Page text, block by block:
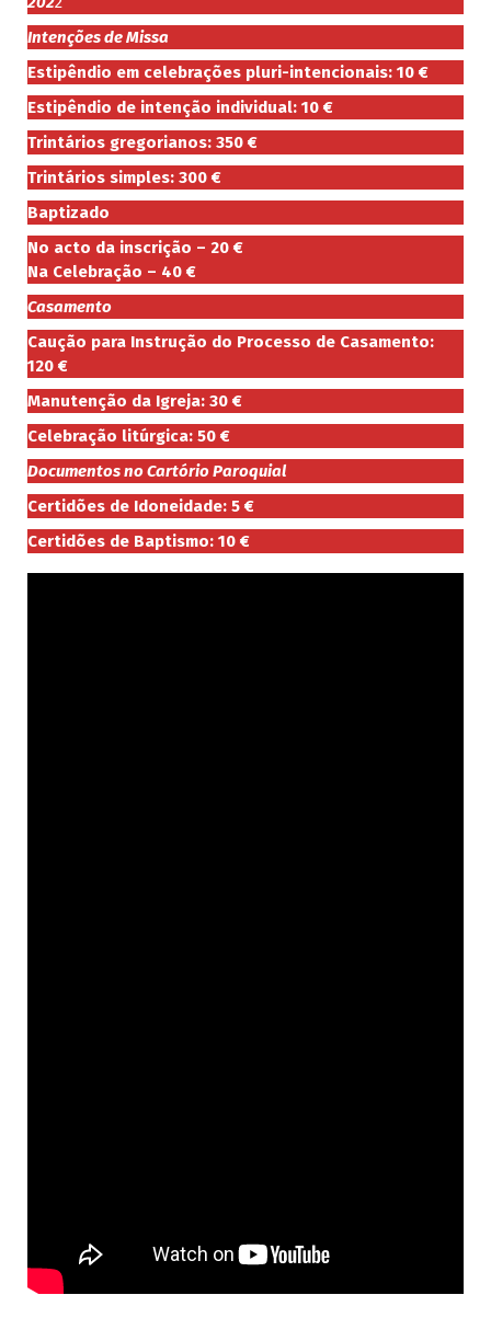
Intenções de Missa
Estipêndio em celebrações pluri-intencionais: 10 €
Estipêndio de intenção individual: 10 €
Trintários gregorianos: 350 €
Trintários simples: 300 €
Baptizado
No acto da inscrição – 20 €
Na Celebração – 40 €
Casamento
Caução para Instrução do Processo de Casamento:
120 €
Manutenção da Igreja: 30 €
Celebração litúrgica: 50 €
Documentos no Cartório Paroquial
Certidões de Idoneidade: 5 €
Certidões de Baptismo: 10 €